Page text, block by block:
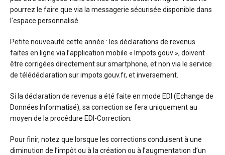
pourrez le faire que via la messagerie sécurisée disponible dans
l’espace personnalisé.
Petite nouveauté cette année : les déclarations de revenus
faites en ligne via l’application mobile « Impots.gouv », doivent
être corrigées directement sur smartphone, et non via le service
de télédéclaration sur impots.gouv.fr, et inversement.
Si la déclaration de revenus a été faite en mode EDI (Echange de
Données Informatisé), sa correction se fera uniquement au
moyen de la procédure EDI-Correction.
Pour finir, notez que lorsque les corrections conduisent à une
diminution de l’impôt ou à la création ou à l’augmentation d’un